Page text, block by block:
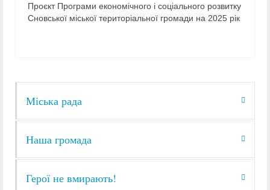
Проєкт Програми економічного і соціального розвитку
Сновської міської територіальної громади на 2025 рік
Міська рада
Наша громада
Герої не вмирають!